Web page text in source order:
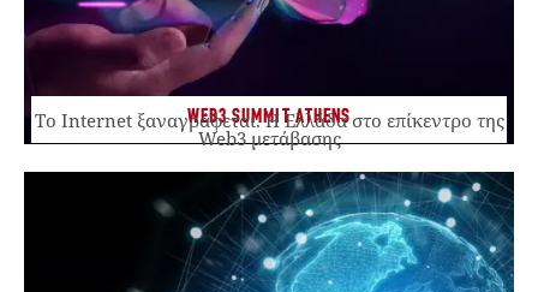
WEB3 SUMMIT ATHENS
Το Internet ξαναγράφεται. Η Ελλάδα στο επίκεντρο της
Web3 μετάβασης